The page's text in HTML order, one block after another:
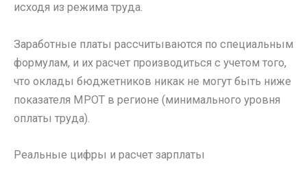
исходя из режима труда.
Заработные платы рассчитываются по специальным
формулам, и их расчет производиться с учетом того,
что оклады бюджетников никак не могут быть ниже
показателя МРОТ в регионе (минимального уровня
оплаты труда).
Реальные цифры и расчет зарплаты